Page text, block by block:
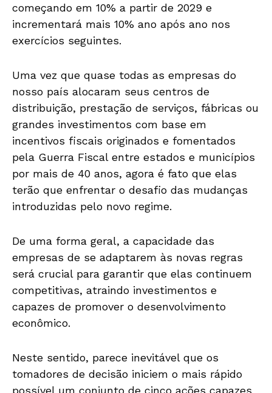
começando em 10% a partir de 2029 e
incrementará mais 10% ano após ano nos
exercícios seguintes.
Uma vez que quase todas as empresas do
nosso país alocaram seus centros de
distribuição, prestação de serviços, fábricas ou
grandes investimentos com base em
incentivos fiscais originados e fomentados
pela Guerra Fiscal entre estados e municípios
por mais de 40 anos, agora é fato que elas
terão que enfrentar o desafio das mudanças
introduzidas pelo novo regime.
De uma forma geral, a capacidade das
empresas de se adaptarem às novas regras
será crucial para garantir que elas continuem
competitivas, atraindo investimentos e
capazes de promover o desenvolvimento
econômico.
Neste sentido, parece inevitável que os
tomadores de decisão iniciem o mais rápido
possível um conjunto de cinco ações capazes